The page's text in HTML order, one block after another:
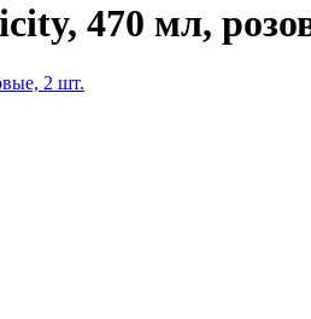
470 мл,